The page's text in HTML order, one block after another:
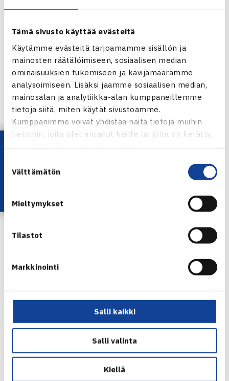
Tämä sivusto käyttää evästeitä
Käytämme evästeitä tarjoamamme sisällön ja
mainosten räätälöimiseen, sosiaalisen median
ominaisuuksien tukemiseen ja kävijämäärämme
analysoimiseen. Lisäksi jaamme sosiaalisen median,
mainosalan ja analytiikka-alan kumppaneillemme
tietoja siitä, miten käytät sivustoamme.
Kumppanimme voivat yhdistää näitä tietoja muihin
tietoihin, joita olet antanut heille tai joita on kerätty,
kun olet käyttänyt heidän palvelujaan.
valinta
Välttämätön
Mieltymykset
Tilastot
Markkinointi
Salli kaikki
Salli valinta
Kiellä
Mia Eklund
Päivän päätti nelinpeli, jossa Kulikova ja pelaaja-kapteeni
Emma Lainejatkoivat kaksinpelien mukaisella linjalla.
Staub/Grönholm olivat aseettomia suomalaisten vahvojen
syöttöjen ja hyökkäävän pelin kanssa. Ottelun
lopputulokseksi kirjattiin lukemat 6-0, 6-0.
– Hyvä alku, yllättävän vähän tytöt jännittivät. Meidän
näkyi myös kentällä. Olemme odottaneet turnauksen
alkua ja hienoa, että saimme hyvän startin, tiivisti
Lataa OmaTennis!